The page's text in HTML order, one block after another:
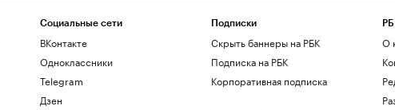
Социальные сети
ВКонтакте
Одноклассники
Telegram
Дзен
Подписки
Скрыть баннеры на РБК
Подписка на РБК
Корпоративная подписка
О